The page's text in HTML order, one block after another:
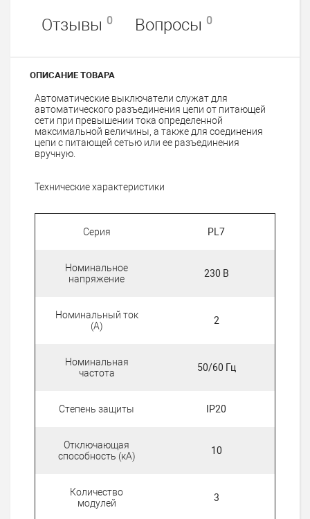
Отзывы 0 Вопросы 0
ОПИСАНИЕ ТОВАРА
Автоматические выключатели служат для
aвтоматического разъединения цепи от питающей
сети при превышении тока определенной
максимальной величины, а также для соединения
цепи с питающей сетью или ее разъединения
вручную.
Технические характеристики
Серия PL7
Номинальное
напряжение
230 В
Номинальный ток
(А)
2
Номинальная
частота
50/60 Гц
Степень защиты IP20
Отключающая
способность (кА)
10
Количество
модулей
3